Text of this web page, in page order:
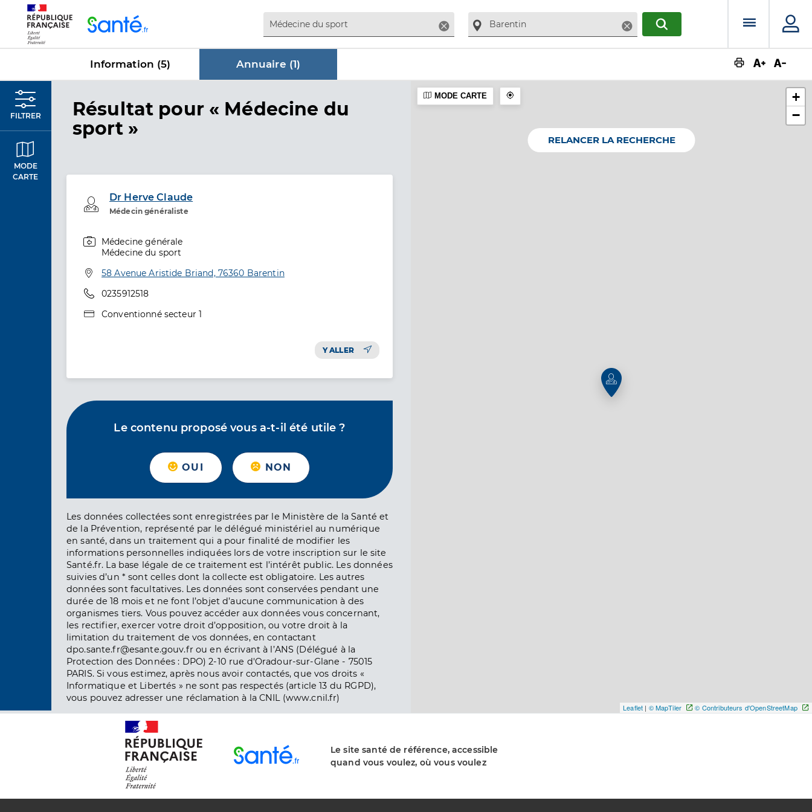
Supprimer SupprimerRECHERCHERMenu
Information (5) Annuaire (1)
FILTRER
MODE
CARTE
Résultat dans Annuaire
pour « Médecine du
sport »
Dr Herve Claude
Médecin généraliste
Professionel de santé
Spécialités
Médecine générale
Médecine du sport
Adresse
58 Avenue Aristide Briand, 76360 Barentin
Téléphone
0235912518
Type de convention
Conventionné secteur 1
Y ALLER
Le contenu proposé vous a-t-il été utile ?
OUI NON
Les données collectées sont enregistrées par le Ministère de la Santé et
de la Prévention, représenté par le délégué ministériel au numérique
en santé, dans un traitement qui a pour finalité de modifier les
informations personnelles indiquées lors de votre inscription sur le site
Santé.fr. La base légale de ce traitement est l’intérêt public. Les données
suivies d’un * sont celles dont la collecte est obligatoire. Les autres
données sont facultatives. Les données sont conservées pendant une
durée de 18 mois et ne font l’objet d’aucune communication à des
organismes tiers. Vous pouvez accéder aux données vous concernant,
les rectifier, exercer votre droit d’opposition, ou votre droit à la
limitation du traitement de vos données, en contactant
dpo.sante.fr@esante.gouv.fr ou en écrivant à l’ANS (Délégué à la
Protection des Données : DPO) 2-10 rue d'Oradour-sur-Glane - 75015
PARIS. Si vous estimez, après nous avoir contactés, que vos droits «
Informatique et Libertés » ne sont pas respectés (article 13 du RGPD),
vous pouvez adresser une réclamation à la CNIL (www.cnil.fr)
+
−
Leaflet | © MapTiler © Contributeurs d'OpenStreetMap
MODE CARTE
RELANCER LA RECHERCHE
Le site santé de référence, accessible
quand vous voulez, où vous voulez
Panneau de gestion des cookies